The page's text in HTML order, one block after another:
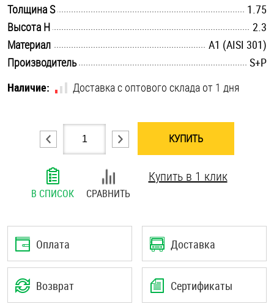
Такелаж
Хомуты
Шплинты
Штифты и пальцы
Толщина S
1.75
Высота H
2.3
Материал
А1 (AISI 301)
Производитель
S+P
Наличие:
Доставка с оптового склада от 1 дня
КУПИТЬ
В СПИСОК СРАВНИТЬ
Купить в 1 клик
Оплата Доставка
Возврат Сертификаты